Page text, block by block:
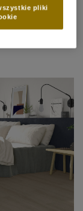
z delikatnych
jasnych
pliki